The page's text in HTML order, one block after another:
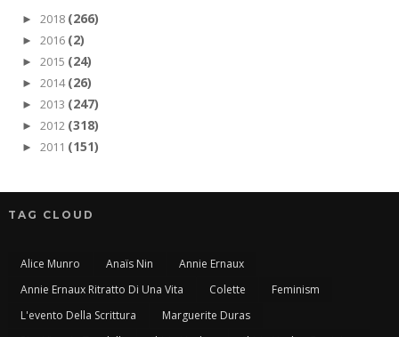
► 2018 (266)
► 2016 (2)
► 2015 (24)
► 2014(26)
► 2013 (247)
► 2012 (318)
► 2011 (151)
TAG CLOUD
Alice Munro Anaïs Nin
Annie Ernaux
Annie Ernaux Ritratto Di Una Vita
Colette
Feminism
L'evento Della Scrittura
Marguerite Duras